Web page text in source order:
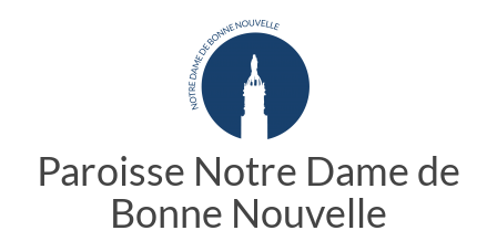
Paroisse Notre Dame de
Bonne Nouvelle